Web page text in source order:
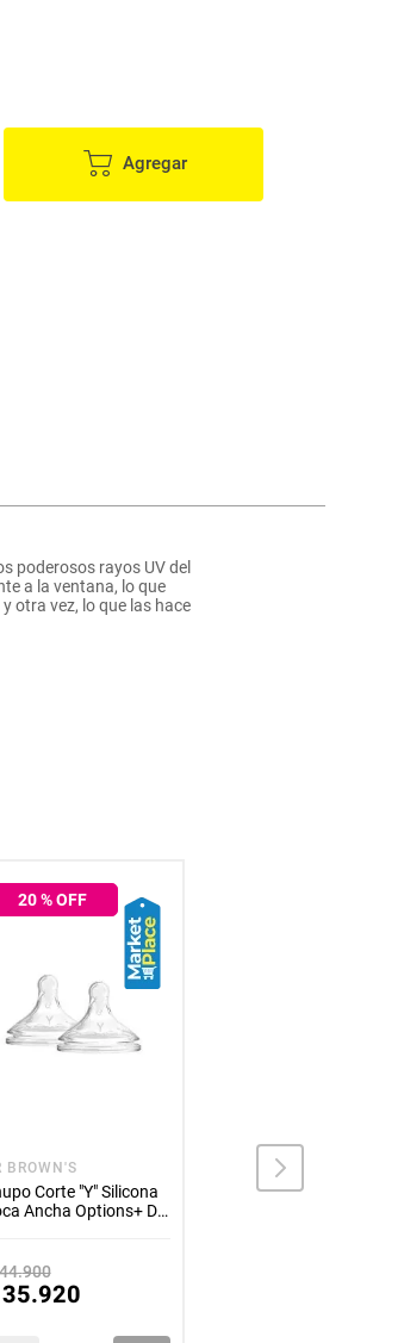
Agregar
poderosos rayos UV del
a la ventana, lo que
otra vez, lo que las hace
20% OFF
BROWN'S
Corte "Y" Silicona
Ancha Options+ Dr.
.900
35.920
DR BROWN'S
Tetero 5oz Boca Ancha